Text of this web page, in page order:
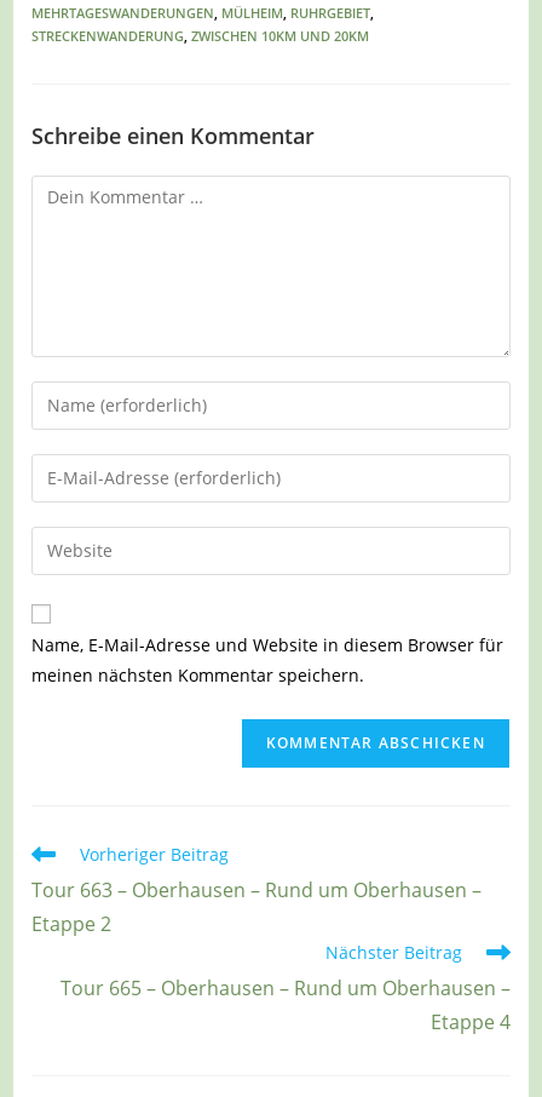
MEHRTAGESWANDERUNGEN MÜLHEIM RUHRGEBIET
STRECKENWANDERUNG ZWISCHEN 10KM UND 20KM
Schreibe einen Kommentar
Kommentar
Gib
deinen
Namen
oder
zum
Kommentieren
ein
Gib
deine
E-
Mail-
zum
Kommentieren
ein
Gib
deine
Website-
URL
Name, E-Mail-Adresse und Website in diesem Browser für
meinen nächsten Kommentar speichern.
Weitere
ansehen
Vorheriger Beitrag
Tour 663 – Oberhausen – Rund um Oberhausen –
Etappe 2
Nächster Beitrag
Tour 665 – Oberhausen – Rund um Oberhausen –
Etappe 4